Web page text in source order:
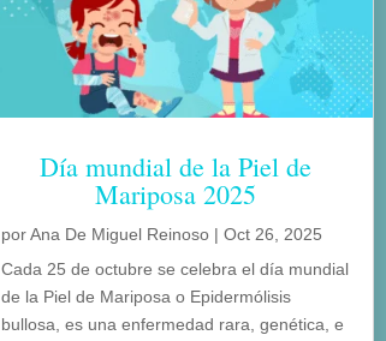
Día mundial de la Piel de
Mariposa 2025
porAna De Miguel Reinoso |Oct 26, 2025
Cada 25 de octubre se celebra el día mundial
de la Piel de Mariposa o Epidermólisis
bullosa, es una enfermedad rara, genética, e